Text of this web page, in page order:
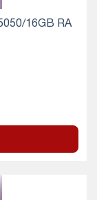
16GB RA